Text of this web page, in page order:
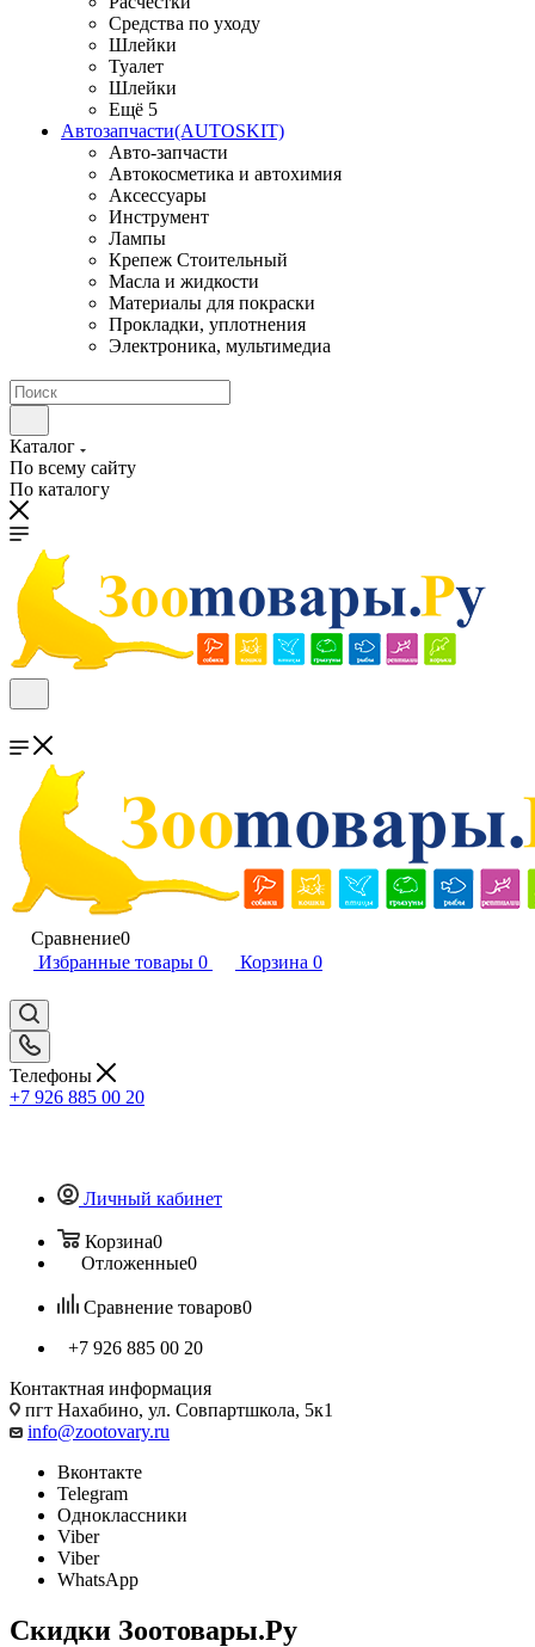
Средства по уходу
Шлейки
Туалет
Шлейки
Ещё 5
Автозапчасти(AUTOSKIT)
Авто-запчасти
Автокосметика и автохимия
Аксессуары
Инструмент
Лампы
Крепеж Стоительный
Масла и жидкости
Материалы для покраски
Прокладки, уплотнения
Электроника, мультимедиа
Каталог
По всему сайту
По каталогу
Сравнение0
Избранные товары 0 Корзина 0
Телефоны
+7 926 885 00 20
Личный кабинет
Корзина0
Отложенные0
Сравнение товаров0
+7 926 885 00 20
Контактная информация
пгт Нахабино, ул. Совпартшкола, 5к1
info@zootovary.ru
Вконтакте
Telegram
Одноклассники
Viber
Viber
WhatsApp
Скидки Зоотовары.Ру